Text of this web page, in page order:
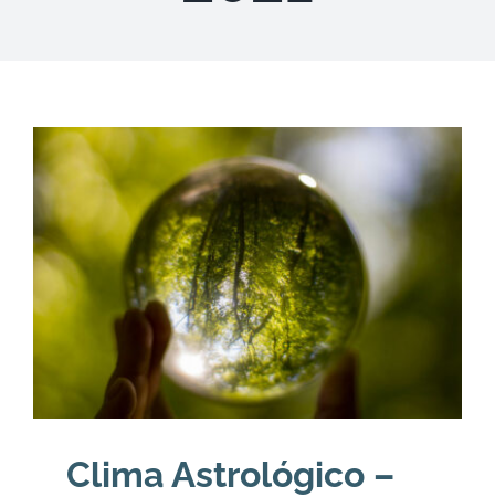
ARTÍCULOS
ACERCA
CONTACTO
Clima Astrológico –